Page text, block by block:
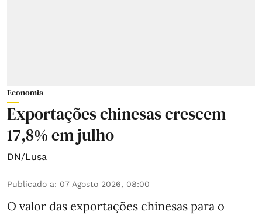
Economia
Exportações chinesas crescem
17,8% em julho
DN/Lusa
Publicado a: 07 Agosto 2026, 08:00
O valor das exportações chinesas para o